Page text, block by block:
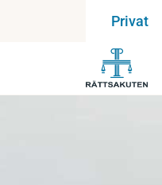
Privat